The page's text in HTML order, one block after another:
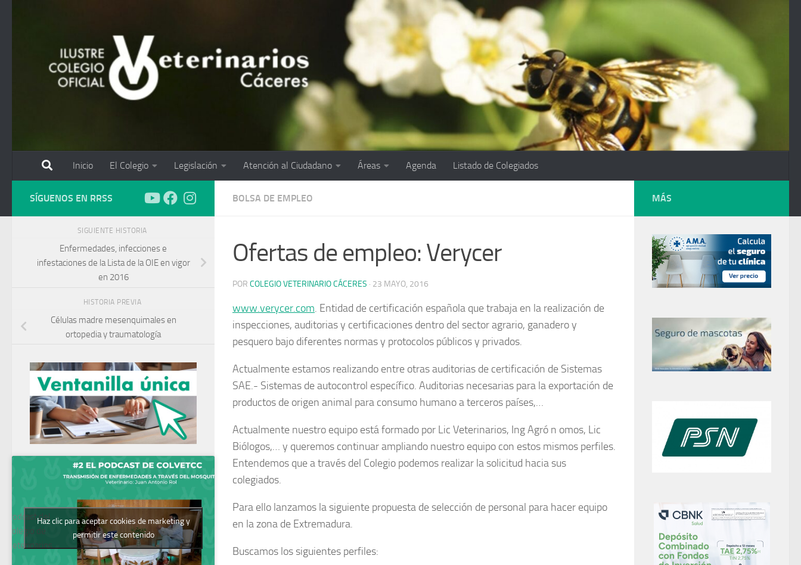
Inicio El Colegio Legislación Atención al Ciudadano Áreas Agenda Listado de Colegiados
BOLSA DE EMPLEO
Ofertas de empleo: Verycer
POR COLEGIO VETERINARIO CÁCERES · 23 MAYO, 2016
www.verycer.com. Entidad de certificación española que trabaja en la realización de
inspecciones, auditorias y certificaciones dentro del sector agrario, ganadero y
pesquero bajo diferentes normas y protocolos públicos y privados.
Actualmente estamos realizando entre otras auditorias de certificación de Sistemas
SAE.- Sistemas de autocontrol específico. Auditorias necesarias para la exportación de
productos de origen animal para consumo humano a terceros países,…
Actualmente nuestro equipo está formado por Lic Veterinarios, Ing Agró n omos, Lic
Biólogos,… y queremos continuar ampliando nuestro equipo con estos mismos perfiles.
Entendemos que a través del Colegio podemos realizar la solicitud hacia sus
colegiados.
Para ello lanzamos la siguiente propuesta de selección de personal para hacer equipo
en la zona de Extremadura.
Buscamos los siguientes perfiles:
SÍGUENOS EN RRSS
SIGUIENTE HISTORIA
Enfermedades, infecciones e
infestaciones de la Lista de la OIE en vigor
en 2016
HISTORIA PREVIA
Células madre mesenquimales en
ortopedia y traumatología
Podcast del
Colegio de
Veterinarios
Haz clic para aceptar cookies de marketing y
permitir este contenido
MÁS